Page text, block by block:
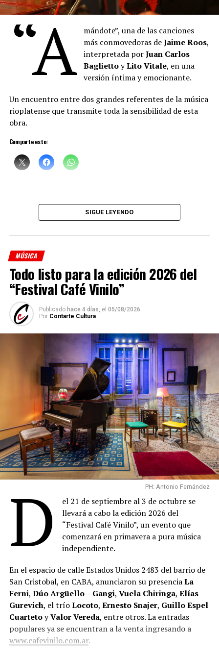
está pintando, con la música, con la voz. Hay algo de la
pintura que empieza a teñir las palabras que
Denise
canta. Un cruce raro de oficios, maravilloso”, sostuvo el
artista plásticoDaniel Santoro .
Denise Sciammarella(investigación y voz)
Geraldina Carnicina
Mariana Atamas
(violín)
Fuente: Medioshábiles Comunicación
Comparte esto:
“A
mándote”, una de las canciones
más conmovedoras deJaime Roos,
interpretada porJuan Carlos
BagliettoyLito Vitale, en una
versión íntima y emocionante.
Un encuentro entre dos grandes referentes de la música
rioplatense que transmite toda la sensibilidad de esta
obra.
Comparte esto:
SIGUE LEYENDO
MÚSICA
Todo listo para la edición 2026 del
“Festival Café Vinilo”
Publicado hace 4 días, el 05/08/2026
Por Contarte Cultura
PH: Antonio Fernández
D
el 21 de septiembre al 3 de octubre se
llevará a cabo la edición 2026 del
“Festival Café Vinilo”, un evento que
comenzará en primavera a pura música
independiente.
En el espacio de calle Estados Unidos 2483 del barrio de
San Cristobal, en CABA, anunciaron su presenciaLa
Ferni, Dúo Argüello – Gangi, Vuela Chiringa, Elías
Gurevich, el tríoLocoto, Ernesto Snajer, Guillo Espel
CuartetoyValor Vereda, entre otros. La entradas
populares ya se encuentran a la venta ingresando a
www.cafevinilo.com.ar.